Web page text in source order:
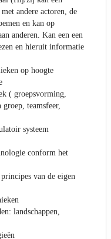
andere actoren, de
en kan op
anderen. Kan een een
en hieruit informatie
op hoogte
( groepsvorming,
teamsfeer,
systeem
conform het
van de eigen
landschappen,